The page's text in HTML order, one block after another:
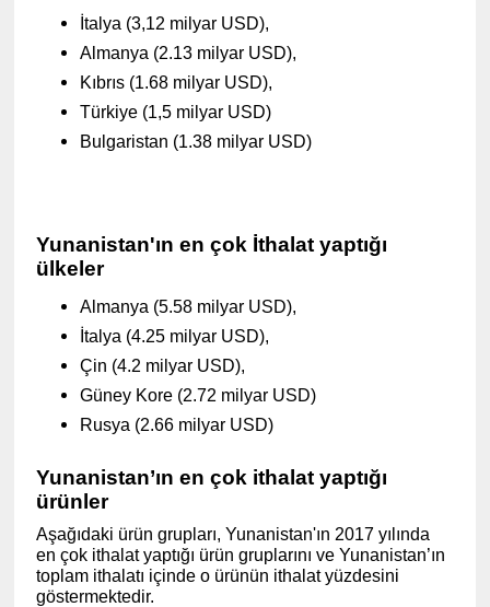
İtalya (3,12 milyar USD),
Almanya (2.13 milyar USD),
Kıbrıs (1.68 milyar USD),
Türkiye (1,5 milyar USD)
Bulgaristan (1.38 milyar USD)
Yunanistan'ın en çok İthalat yaptığı
ülkeler
Almanya (5.58 milyar USD),
İtalya (4.25 milyar USD),
Çin (4.2 milyar USD),
Güney Kore (2.72 milyar USD)
Rusya (2.66 milyar USD)
Yunanistan’ın en çok ithalat yaptığı
ürünler
Aşağıdaki ürün grupları, Yunanistan'ın 2017 yılında
en çok ithalat yaptığı ürün gruplarını ve Yunanistan’ın
toplam ithalatı içinde o ürünün ithalat yüzdesini
göstermektedir.